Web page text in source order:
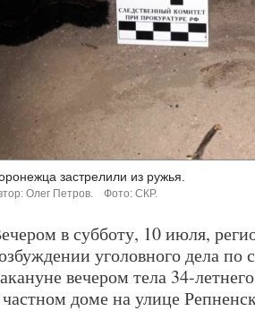
застрелили из ружья.
Олег Петров. Фото: СКР.
в субботу, 10 июля,
уголовного дела по
вечером тела 34-
доме на улице